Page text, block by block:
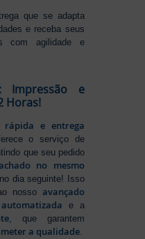
que se adapta
e receba seus
com agilidade e
Impressão e
Horas!
rápida e entrega
o serviço de
que seu pedido
no mesmo
dia seguinte! Isso
nosso avançado
e a
, que garantem
a qualidade.